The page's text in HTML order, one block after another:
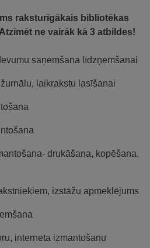
raksturīgākais bibliotēkas
ne vairāk kā 3 atbildes!
saņemšana līdzņemšanai
laikrakstu lasīšanai
drukāšana, kopēšana,
izstāžu apmeklējums
interneta izmantošanu